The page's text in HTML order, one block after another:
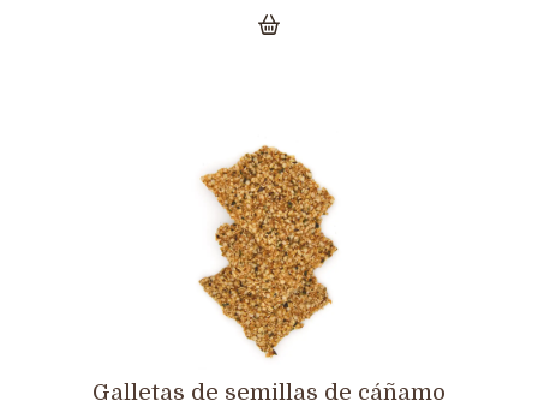
Galletas de semillas de cáñamo